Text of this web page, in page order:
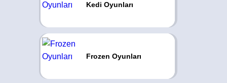
Kedi Oyunları
Frozen Oyunları